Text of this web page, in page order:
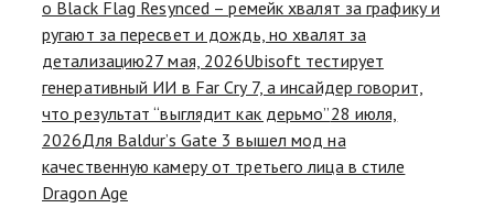
о Black Flag Resynced – ремейк хвалят за графику и
ругают за пересвет и дождь, но хвалят за
детализацию27 мая, 2026Ubisoft тестирует
генеративный ИИ в Far Cry 7, а инсайдер говорит,
что результат “выглядит как дерьмо”28 июля,
2026Для Baldur’s Gate 3 вышел мод на
качественную камеру от третьего лица в стиле
Dragon Age